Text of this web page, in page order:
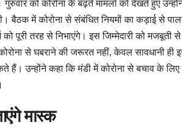
को कोरोना के बढ़ते मामलों को देखते हुए
बैठक में कोरोना से संबंधित नियमों का कड़ाई से
पूरी तरह से निभाएंगे। इस जिम्मेदारी को
से घबराने की जरूरत नहीं, केवल सावधानी
हैं। उन्होंने कहा कि मंडी में कोरोना से बचाव के
मास्क